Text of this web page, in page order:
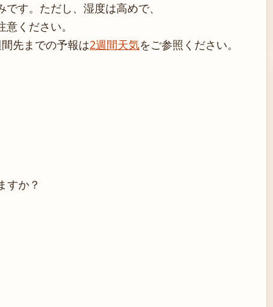
す。ただし、湿度は高めで、
ください。
先までの予報は2週間天気をご参照ください。
すか？